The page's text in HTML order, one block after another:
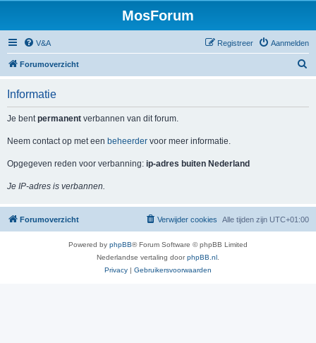
MosForum
V&A Aanmelden
Registreer
Forumoverzicht
Informatie
Je bentpermanent verbannen van dit forum.
Neem contact op met een beheerder voor meer informatie.
Opgegeven reden voor verbanning: ip-adres buiten Nederland
Je IP-adres is verbannen.
Forumoverzicht Alle tijden zijn UTC+01:00
Verwijder cookies
Powered by phpBB® Forum Software © phpBB Limited
Nederlandse vertaling doorphpBB.nl
Privacy | Gebruikersvoorwaarden